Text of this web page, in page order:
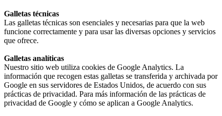
Galletas técnicas
Las galletas técnicas son esenciales y necesarias para que la web
funcione correctamente y para usar las diversas opciones y servicios
que ofrece.
Galletas analíticas
Nuestro sitio web utiliza cookies de Google Analytics. La
información que recogen estas galletas se transferida y archivada por
Google en sus servidores de Estados Unidos, de acuerdo con sus
prácticas de privacidad. Para más información de las prácticas de
privacidad de Google y cómo se aplican a Google Analytics.